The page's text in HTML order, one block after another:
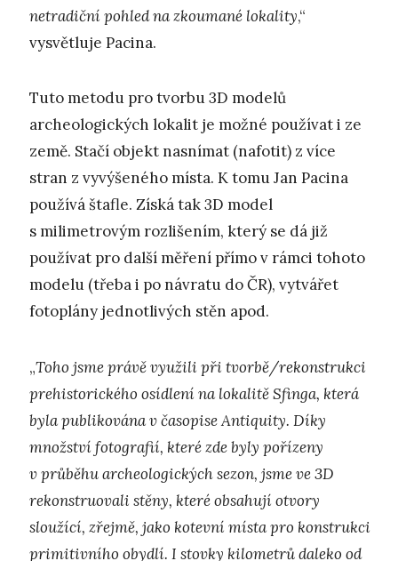
netradiční pohled na zkoumané lokality,“
vysvětluje Pacina.
Tuto metodu pro tvorbu 3D modelů
archeologických lokalit je možné používat i ze
země. Stačí objekt nasnímat (nafotit) z více
stran z vyvýšeného místa. K tomu Jan Pacina
používá štafle. Získá tak 3D model
s milimetrovým rozlišením, který se dá již
používat pro další měření přímo v rámci tohoto
modelu (třeba i po návratu do ČR), vytvářet
fotoplány jednotlivých stěn apod.
„Toho jsme právě využili při tvorbě/rekonstrukci
prehistorického osídlení na lokalitě Sfinga, která
byla publikována v časopise Antiquity. Díky
množství fotografií, které zde byly pořízeny
v průběhu archeologických sezon, jsme ve 3D
rekonstruovali stěny, které obsahují otvory
sloužící, zřejmě, jako kotevní místa pro konstrukci
primitivního obydlí. I stovky kilometrů daleko od